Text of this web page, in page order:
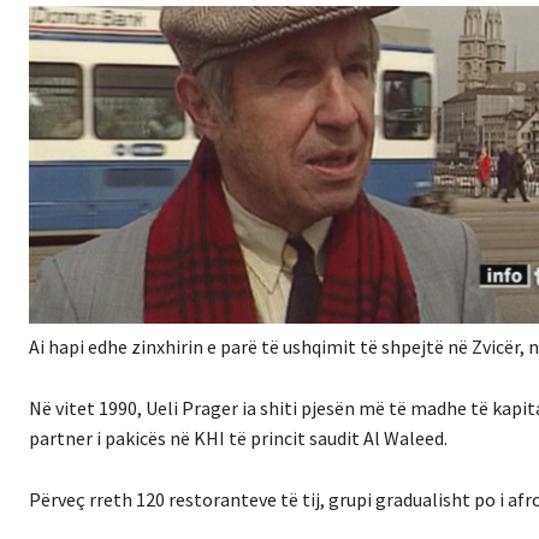
Ai hapi edhe zinxhirin e parë të ushqimit të shpejtë në Zvicër,
Në vitet 1990, Ueli Prager ia shiti pjesën më të madhe të
partner i pakicës në KHI të princit saudit Al Waleed.
Përveç rreth 120 restoranteve të tij, grupi gradualisht po i